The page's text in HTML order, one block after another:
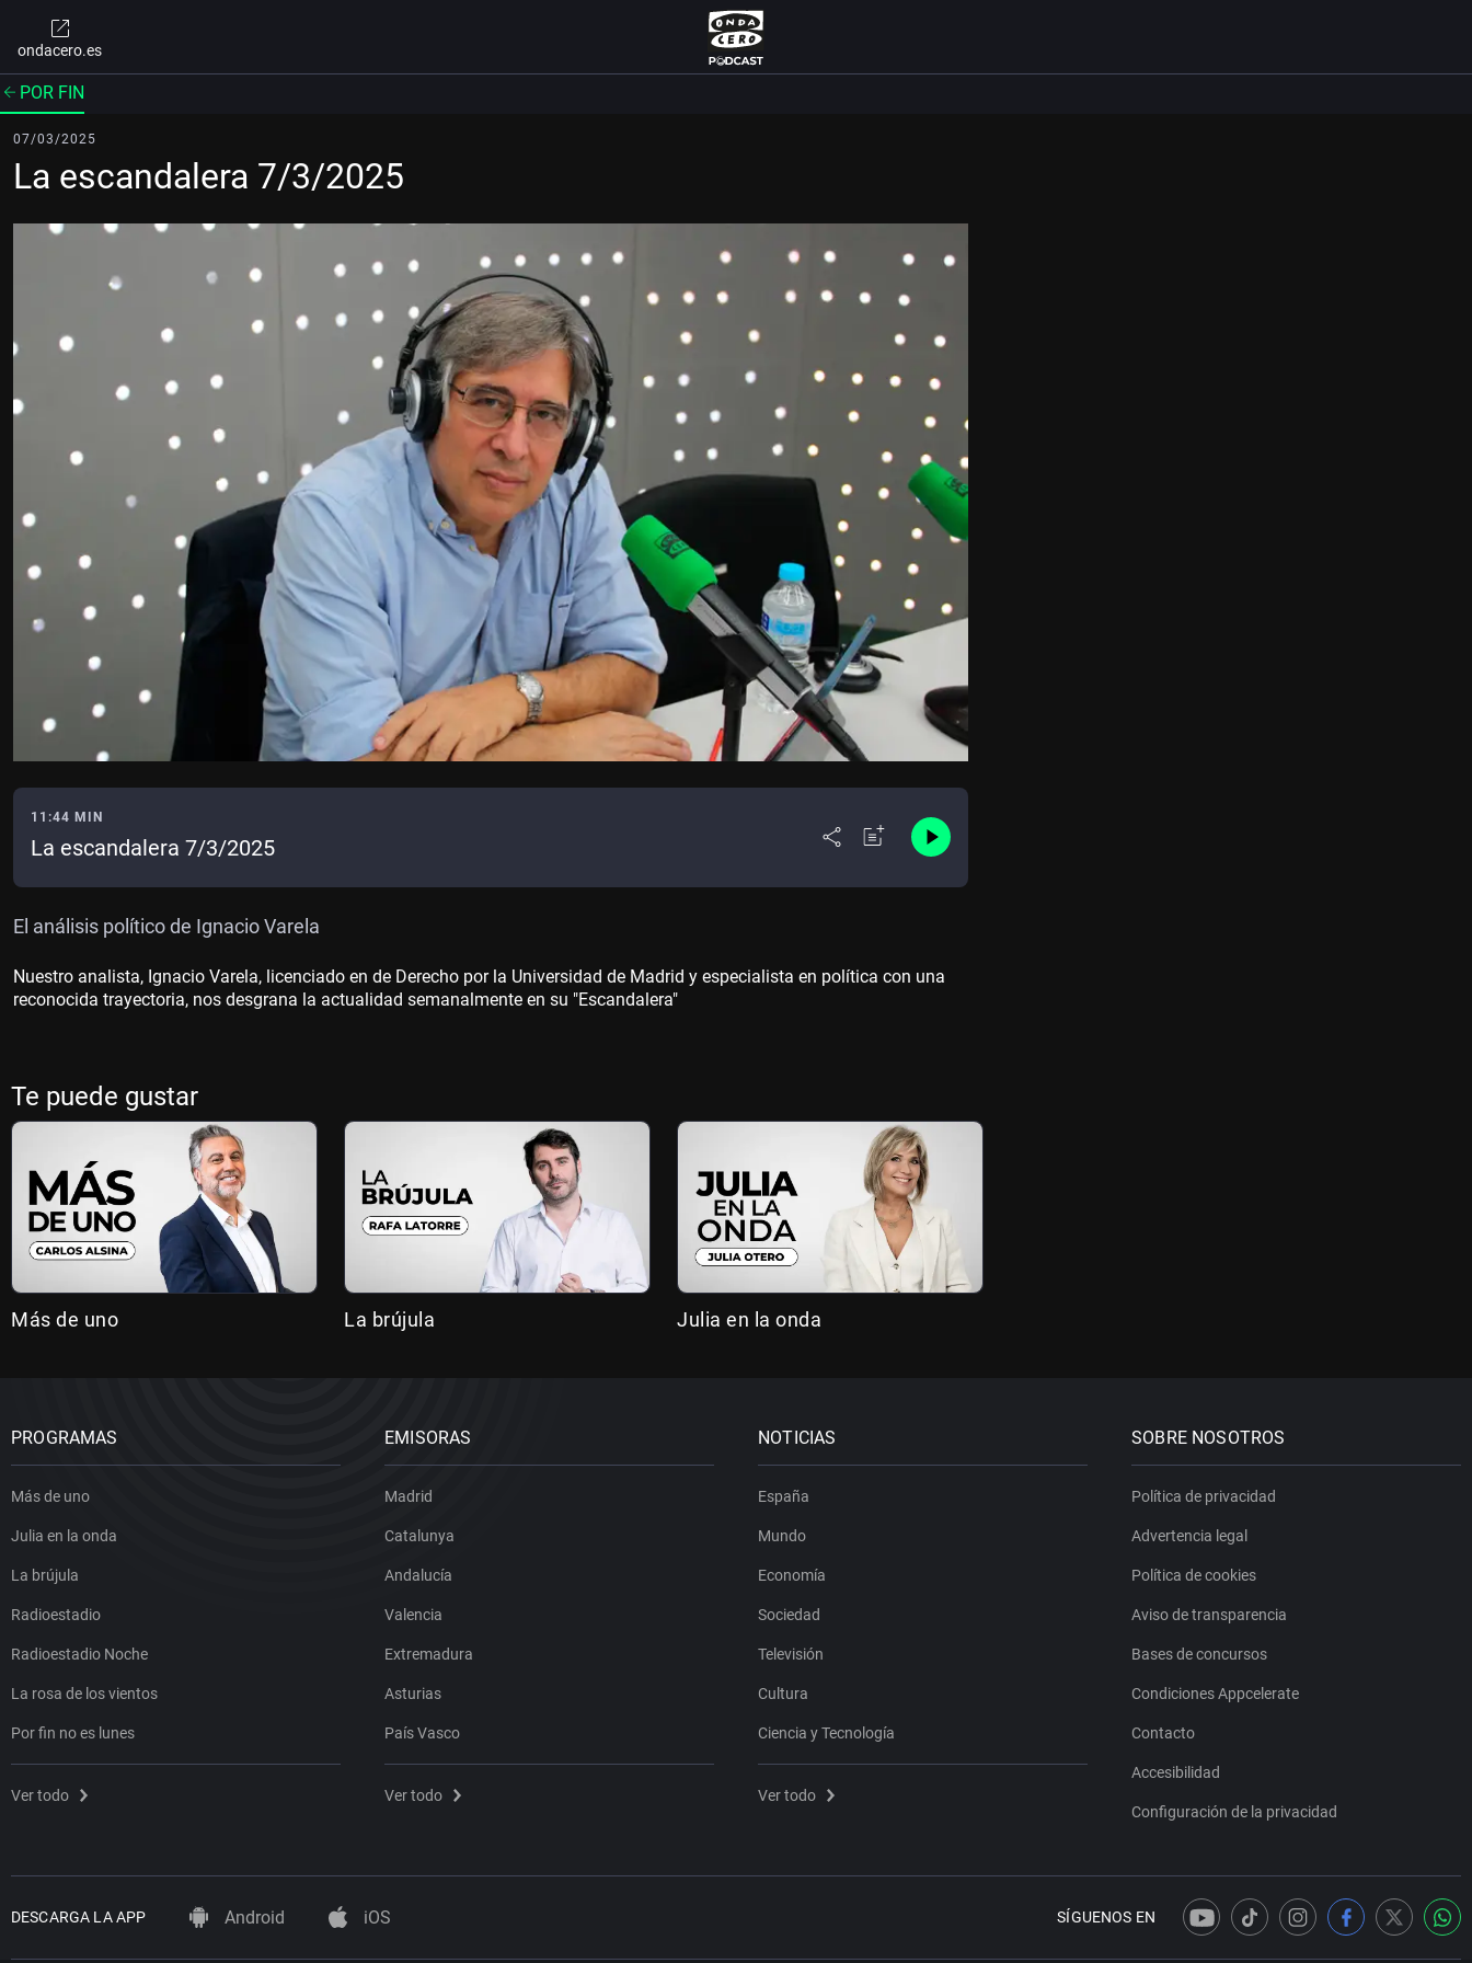
ondacero.es
POR FIN
07/03/2025
La escandalera 7/3/2025
11:44 MIN
La escandalera 7/3/2025
El análisis político de Ignacio Varela
Nuestro analista, Ignacio Varela, licenciado en de Derecho por la Universidad de Madrid y especialista en política con una
reconocida trayectoria, nos desgrana la actualidad semanalmente en su "Escandalera"
Te puede gustar
Más de uno La brújula Julia en la onda
PROGRAMAS
Más de uno
Julia en la onda
La brújula
Radioestadio
Radioestadio Noche
La rosa de los vientos
Por fin no es lunes
Ver todo
EMISORAS
Madrid
Catalunya
Andalucía
Valencia
Extremadura
Asturias
País Vasco
Ver todo
NOTICIAS
España
Mundo
Economía
Sociedad
Televisión
Cultura
Ciencia y Tecnología
Ver todo
SOBRE NOSOTROS
Política de privacidad
Advertencia legal
Política de cookies
Aviso de transparencia
Bases de concursos
Condiciones Appcelerate
Contacto
Accesibilidad
Configuración de la privacidad
DESCARGA LA APP Android iOS SÍGUENOS EN